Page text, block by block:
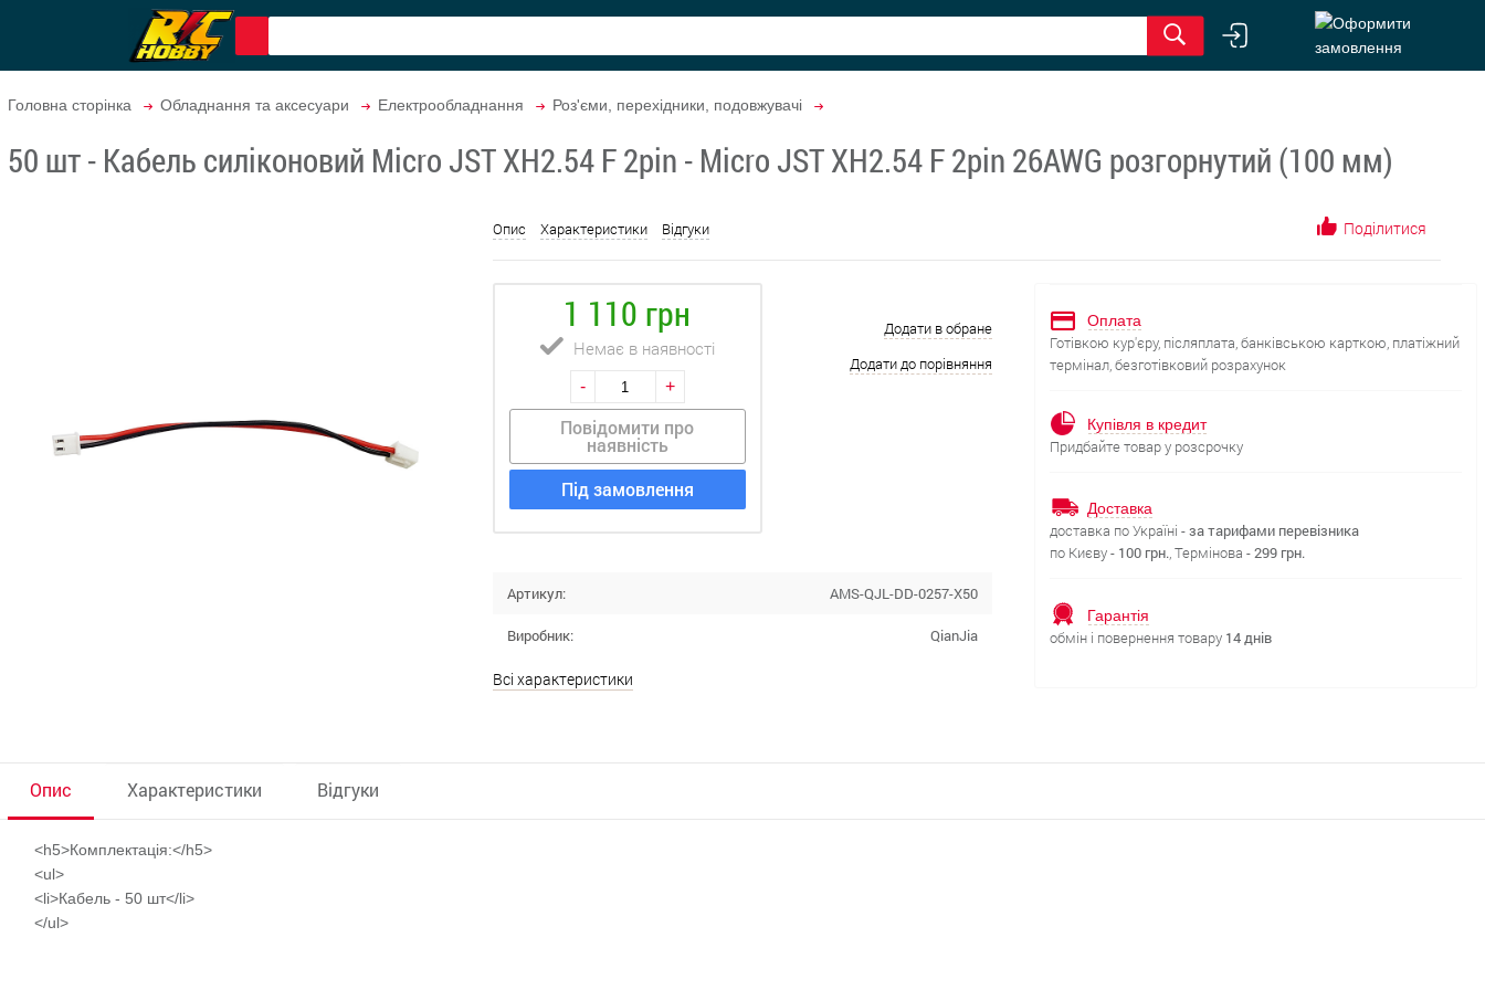
Головна сторінка Обладнання та аксесуари Електрообладнання Роз'єми, перехідники, подовжувачі
50 шт - Кабель силіконовий Micro JST XH2.54 F 2pin - Micro JST XH2.54 F 2pin 26AWG розгорнутий (100 мм)
Опис Характеристики Відгуки Поділитися
1 110 грн
Немає в наявності
- +
Повідомити про
наявність
Під замовлення
Додати в обране
Додати до порівняння
Артикул: AMS-QJL-DD-0257-X50
Виробник: QianJia
Всі характеристики
Оплата
Готівкою кур'єру, післяплата, банківською карткою, платіжний
термінал, безготівковий розрахунок
Купівля в кредит
Придбайте товар у розсрочку
Доставка
доставка по Україні -за тарифами перевізника
по Києву - 100 грн., Термінова -299 грн.
Гарантія
обмін і повернення товару 14 днів
Опис
<h5>Комплектація:</h5>
<ul>
<li>Кабель - 50 шт</li>
</ul>
Характеристики Відгуки